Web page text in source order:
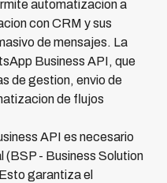
automatizacion a
con CRM y sus
de mensajes. La
Business API, que
de gestion, envio de
de flujos
API es necesario
(BSP - Business Solution
garantiza el